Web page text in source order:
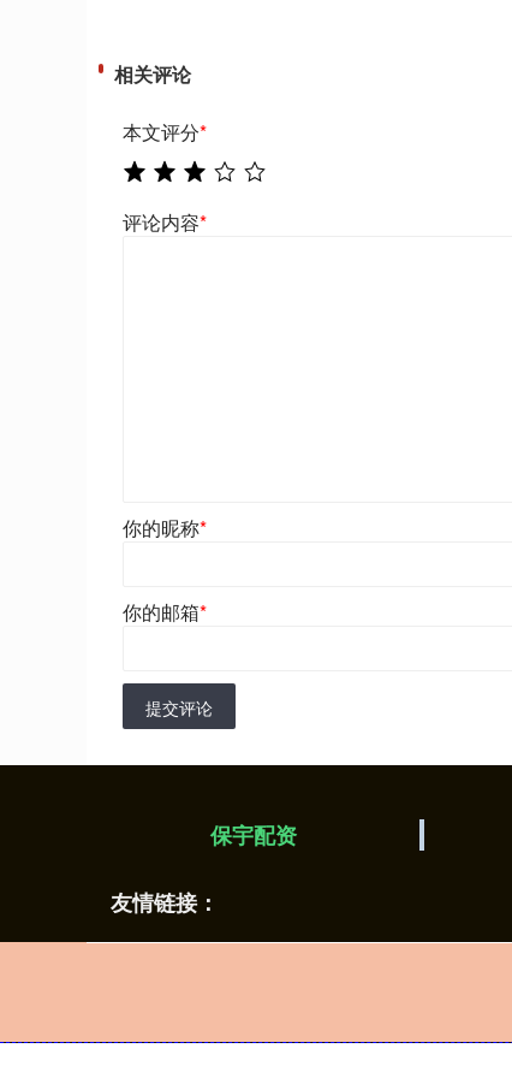
相关评论
本文评分*
评论内容*
你的昵称*
你的邮箱*
提交评论
保宇配资
友情链接：